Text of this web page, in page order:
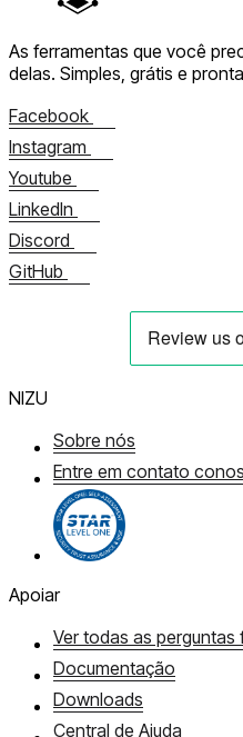
As ferramentas que você
delas. Simples, grátis e
Facebook
Instagram
Youtube
LinkedIn
Discord
GitHub
NIZU
Sobre nós
Entre em contato
Apoiar
Ver todas as perguntas
Documentação
Downloads
Central de Ajuda